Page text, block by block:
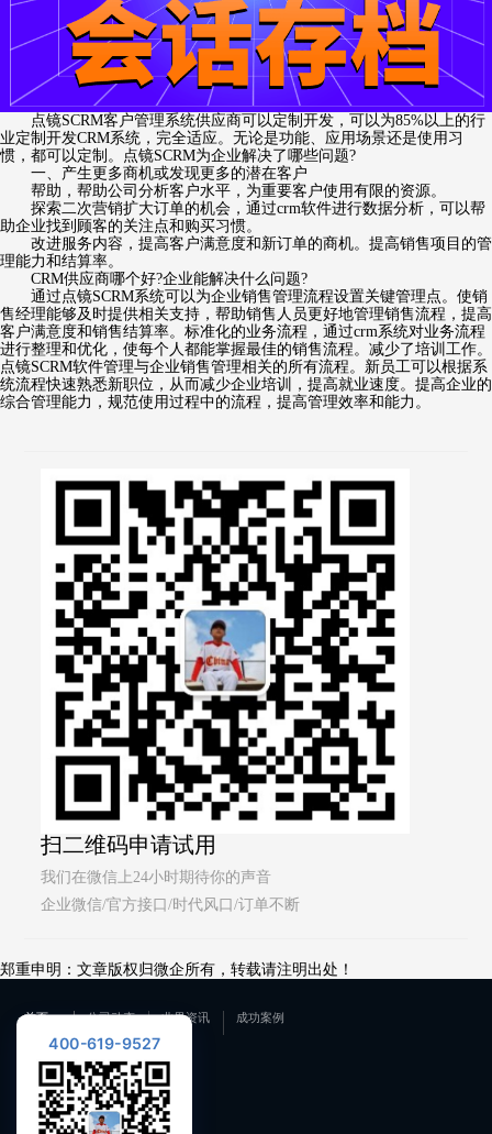
点镜SCRM客户管理系统供应商可以定制开发，可以为85%以上的行
业定制开发CRM系统，完全适应。无论是功能、应用场景还是使用习
惯，都可以定制。点镜SCRM为企业解决了哪些问题?
一、产生更多商机或发现更多的潜在客户
帮助，帮助公司分析客户水平，为重要客户使用有限的资源。
探索二次营销扩大订单的机会，通过crm软件进行数据分析，可以帮
助企业找到顾客的关注点和购买习惯。
改进服务内容，提高客户满意度和新订单的商机。提高销售项目的管
理能力和结算率。
CRM供应商哪个好?企业能解决什么问题?
通过点镜SCRM系统可以为企业销售管理流程设置关键管理点。使销
售经理能够及时提供相关支持，帮助销售人员更好地管理销售流程，提高
客户满意度和销售结算率。标准化的业务流程，通过crm系统对业务流程
进行整理和优化，使每个人都能掌握最佳的销售流程。减少了培训工作。
点镜SCRM软件管理与企业销售管理相关的所有流程。新员工可以根据系
统流程快速熟悉新职位，从而减少企业培训，提高就业速度。提高企业的
综合管理能力，规范使用过程中的流程，提高管理效率和能力。
扫二维码申请试用
我们在微信上24小时期待你的声音
企业微信/官方接口/时代风口/订单不断
郑重申明：文章版权归微企所有，转载请注明出处！
首页 公司动态 业界资讯 成功案例
联系我们
400-619-9527
400-619-9527